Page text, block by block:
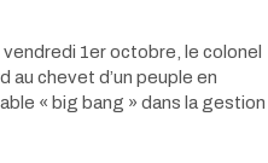
1er octobre, le colonel
au chevet d’un peuple en
« big bang » dans la gestion